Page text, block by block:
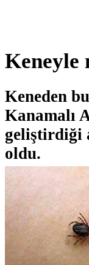
Keneyle
Keneden
Kanamalı
geliştirdiği
oldu.